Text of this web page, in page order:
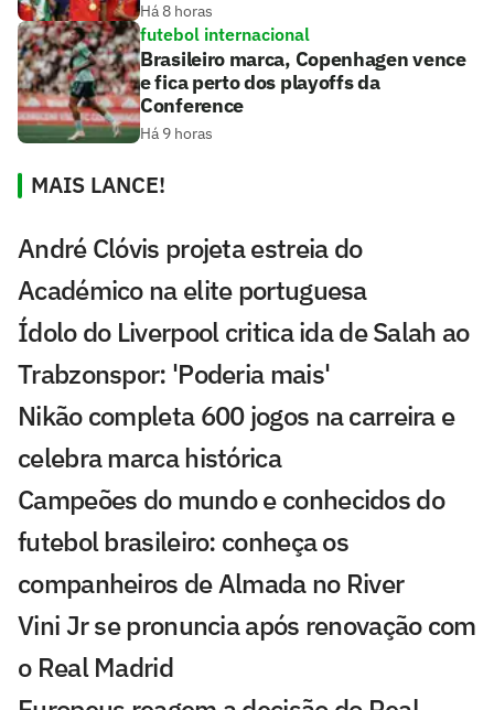
Há 8 horas
futebol internacional
Brasileiro marca, Copenhagen vence
e fica perto dos playoffs da
Conference
Há 9 horas
MAIS LANCE!
André Clóvis projeta estreia do
Académico na elite portuguesa
Ídolo do Liverpool critica ida de Salah ao
Trabzonspor: 'Poderia mais'
Nikão completa 600 jogos na carreira e
celebra marca histórica
Campeões do mundo e conhecidos do
futebol brasileiro: conheça os
companheiros de Almada no River
Vini Jr se pronuncia após renovação com
o Real Madrid